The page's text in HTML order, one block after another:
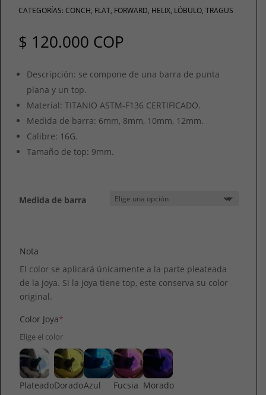
CATEGORÍAS: CONCH, FLAT, FORWARD, HELIX, LÓBULO, TRAGUS
$ 120.000 COP
Descripción: se compone de una barra de punta
plana y un top.
Material: TITANIO ASTM-F136 CERTIFICADO.
Medida de barra: 6mm, 8mm, 10mm, 12mm.
Calibre: 16G.
Tamaño de top: 9mm.
Medida de barra
Nota
El color se aplicará únicamente a la parte pleateada
de la joya. Si la joya tiene top, este conserva su color
original.
Color Joya*
Elige el color
PlateadoDoradoAzul Fucsia Morado